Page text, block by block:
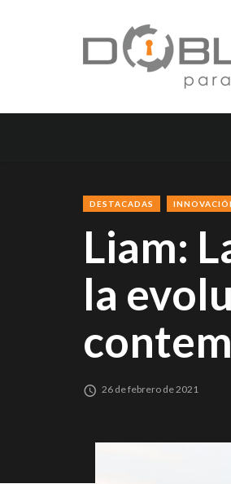
DESTACADAS
Liam:
la
26 de febrero de 2021